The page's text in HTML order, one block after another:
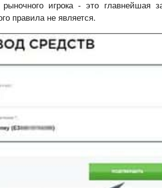
игрока - это главнейшая
правила не является.